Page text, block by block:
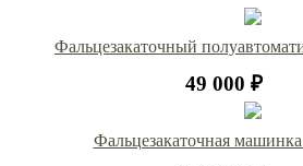
Фальцезакаточный
49 000 ₽
Фальцезакаточная машинка